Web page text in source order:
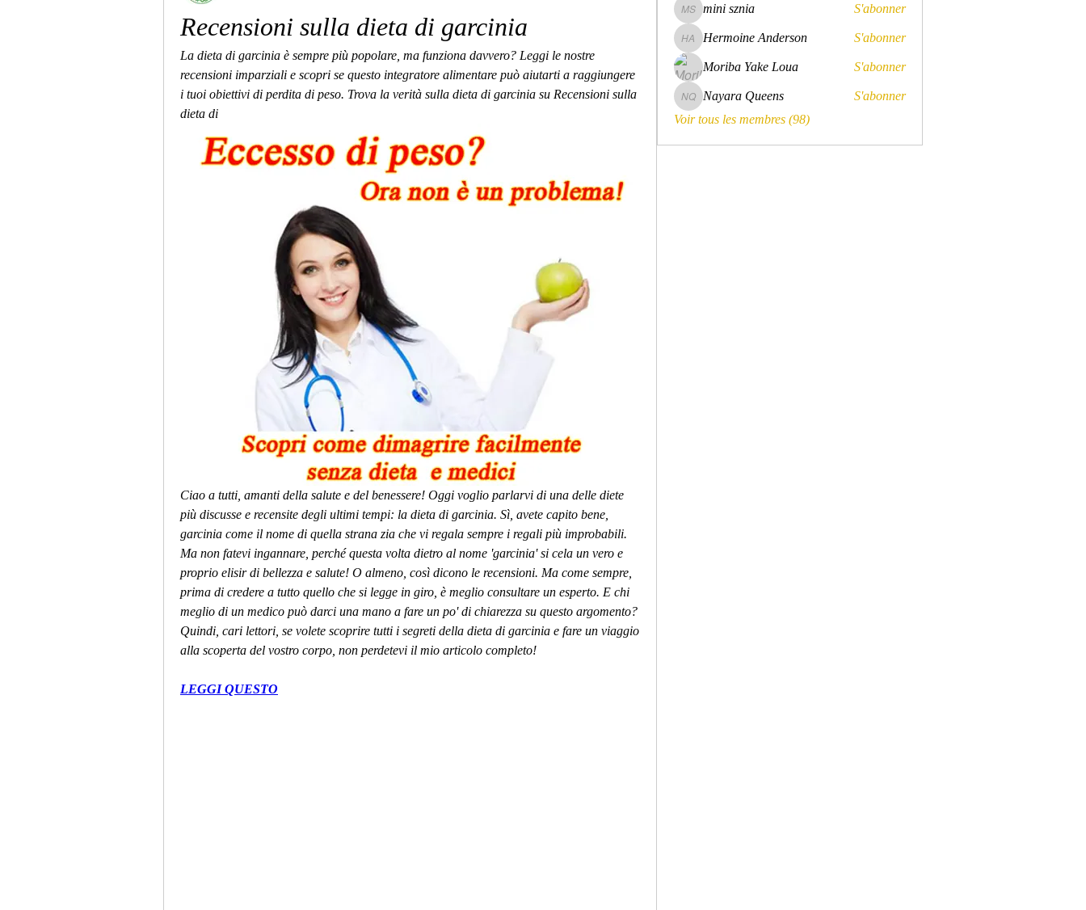
Recensioni sulla dieta di garcinia
La dieta di garcinia è sempre più popolare, ma funziona davvero? Leggi le nostre
recensioni imparziali e scopri se questo integratore alimentare può aiutarti a raggiungere
i tuoi obiettivi di perdita di peso. Trova la verità sulla dieta di garcinia su Recensioni sulla
dieta di
Ciao a tutti, amanti della salute e del benessere! Oggi voglio parlarvi di una delle diete
più discusse e recensite degli ultimi tempi: la dieta di garcinia. Sì, avete capito bene,
garcinia come il nome di quella strana zia che vi regala sempre i regali più improbabili.
Ma non fatevi ingannare, perché questa volta dietro al nome 'garcinia' si cela un vero e
proprio elisir di bellezza e salute! O almeno, così dicono le recensioni. Ma come sempre,
prima di credere a tutto quello che si legge in giro, è meglio consultare un esperto. E chi
meglio di un medico può darci una mano a fare un po' di chiarezza su questo argomento?
Quindi, cari lettori, se volete scoprire tutti i segreti della dieta di garcinia e fare un viaggio
alla scoperta del vostro corpo, non perdetevi il mio articolo completo!
LEGGI QUESTO
mini sznia
mini sznia S'abonner
Hermoine Anderson
Hermoine Anderson S'abonner
Moriba Yake Loua S'abonner
Nayara Queens
Nayara Queens
S'abonner
Voir tous les membres (98)